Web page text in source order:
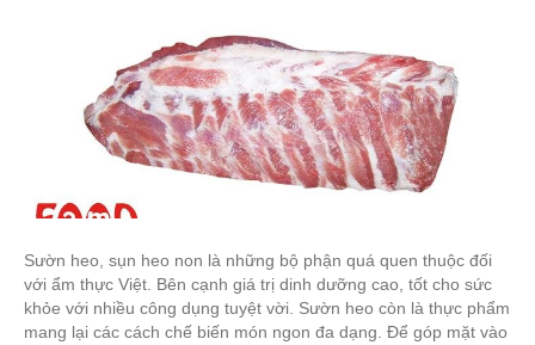
Sườn heo, sụn heo non là những bộ phận quá quen thuộc đối
với ẩm thực Việt. Bên cạnh giá trị dinh dưỡng cao, tốt cho sức
khỏe với nhiều công dụng tuyệt vời. Sườn heo còn là thực phẩm
mang lại các cách chế biến món ngon đa dạng. Để góp mặt vào